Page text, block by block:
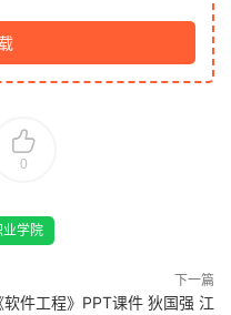
0
业学院
下一篇
软件工程》PPT课件 狄国强 江